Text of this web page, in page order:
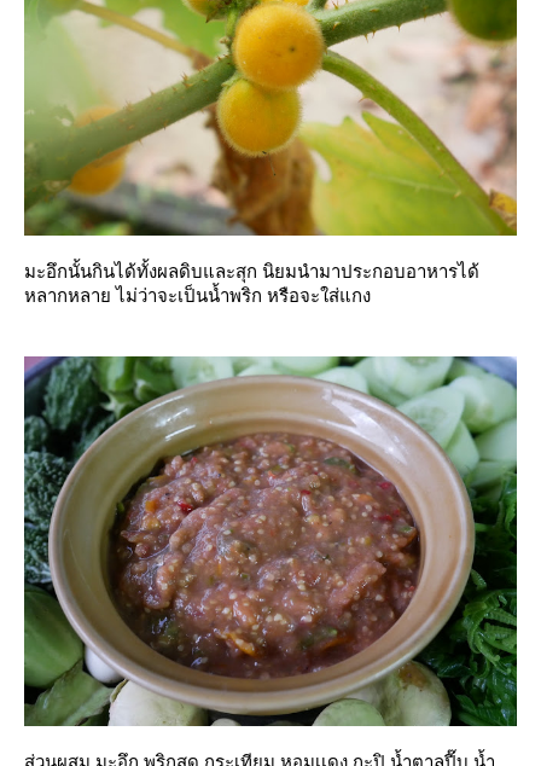
มะอึกนั้นกินได้ทั้งผลดิบและสุก นิยมนำมาประกอบอาหารได้
หลากหลาย ไม่ว่าจะเป็นน้ำพริก หรือจะใส่แกง
ส่วนผสม มะอึก พริกสด กระเทียม หอมเเดง กะปิ น้ำตาลปี๊บ น้ำ